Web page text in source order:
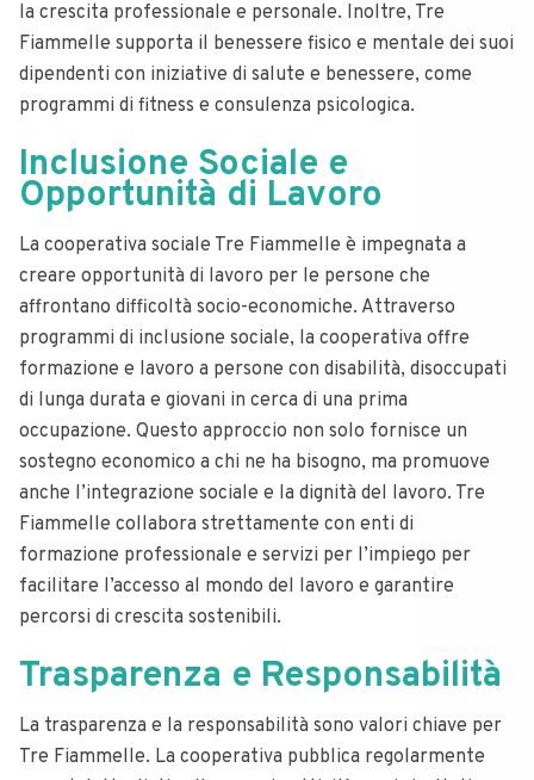
la crescita professionale e personale. Inoltre, Tre
Fiammelle supporta il benessere fisico e mentale dei suoi
dipendenti con iniziative di salute e benessere, come
programmi di fitness e consulenza psicologica.
Inclusione Sociale e
Opportunità di Lavoro
La cooperativa sociale Tre Fiammelle è impegnata a
creare opportunità di lavoro per le persone che
affrontano difficoltà socio-economiche. Attraverso
programmi di inclusione sociale, la cooperativa offre
formazione e lavoro a persone con disabilità, disoccupati
di lunga durata e giovani in cerca di una prima
occupazione. Questo approccio non solo fornisce un
sostegno economico a chi ne ha bisogno, ma promuove
anche l’integrazione sociale e la dignità del lavoro. Tre
Fiammelle collabora strettamente con enti di
formazione professionale e servizi per l’impiego per
facilitare l’accesso al mondo del lavoro e garantire
percorsi di crescita sostenibili.
Trasparenza e Responsabilità
La trasparenza e la responsabilità sono valori chiave per
Tre Fiammelle. La cooperativa pubblica regolarmente